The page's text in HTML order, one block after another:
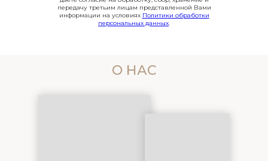
передачу третьим лицам представленной Вами
информации на условиях Политики обработки
персональных данных.
О НАС